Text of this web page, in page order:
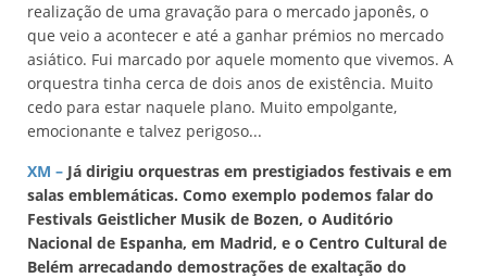
realização de uma gravação para o mercado japonês, o
que veio a acontecer e até a ganhar prémios no mercado
asiático. Fui marcado por aquele momento que vivemos. A
orquestra tinha cerca de dois anos de existência. Muito
cedo para estar naquele plano. Muito empolgante,
emocionante e talvez perigoso...
XM – Já dirigiu orquestras em prestigiados festivais e em
salas emblemáticas. Como exemplo podemos falar do
Festivals Geistlicher Musik de Bozen, o Auditório
Nacional de Espanha, em Madrid, e o Centro Cultural de
Belém arrecadando demostrações de exaltação do